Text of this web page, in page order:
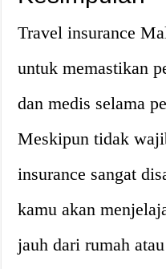
Travel insurance
untuk memastikan
dan medis selama
Meskipun tidak
insurance sangat
kamu akan
jauh dari rumah